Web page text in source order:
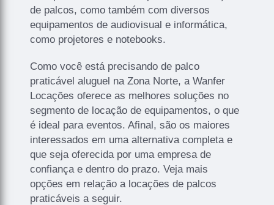
de palcos, como também com diversos
equipamentos de audiovisual e informática,
como projetores e notebooks.
Como você está precisando de palco
praticável aluguel na Zona Norte, a Wanfer
Locações oferece as melhores soluções no
segmento de locação de equipamentos, o que
é ideal para eventos. Afinal, são os maiores
interessados em uma alternativa completa e
que seja oferecida por uma empresa de
confiança e dentro do prazo. Veja mais
opções em relação a locações de palcos
praticáveis a seguir.